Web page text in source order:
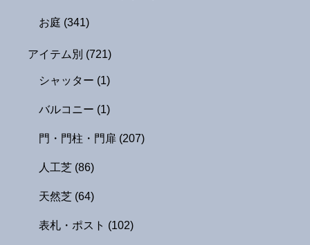
お庭 (341)
アイテム別 (721)
シャッター (1)
バルコニー (1)
門・門柱・門扉 (207)
人工芝 (86)
天然芝 (64)
表札・ポスト (102)